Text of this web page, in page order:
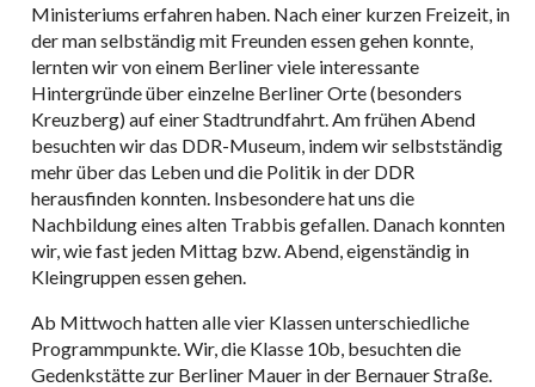
Ministeriums erfahren haben. Nach einer kurzen Freizeit, in
der man selbständig mit Freunden essen gehen konnte,
lernten wir von einem Berliner viele interessante
Hintergründe über einzelne Berliner Orte (besonders
Kreuzberg) auf einer Stadtrundfahrt. Am frühen Abend
besuchten wir das DDR-Museum, indem wir selbstständig
mehr über das Leben und die Politik in der DDR
herausfinden konnten. Insbesondere hat uns die
Nachbildung eines alten Trabbis gefallen. Danach konnten
wir, wie fast jeden Mittag bzw. Abend, eigenständig in
Kleingruppen essen gehen.
Ab Mittwoch hatten alle vier Klassen unterschiedliche
Programmpunkte. Wir, die Klasse 10b, besuchten die
Gedenkstätte zur Berliner Mauer in der Bernauer Straße.